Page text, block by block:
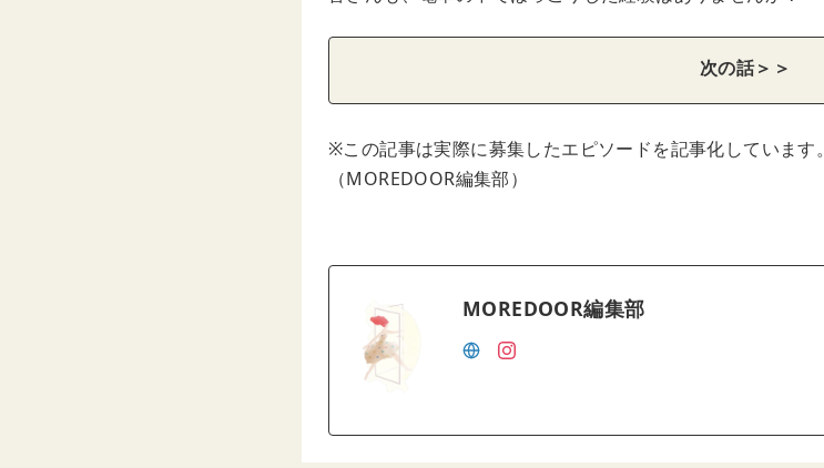
次の話＞＞
※この記事は実際に募集したエピソードを記事化しています。
（MOREDOOR編集部）
MOREDOOR編集部